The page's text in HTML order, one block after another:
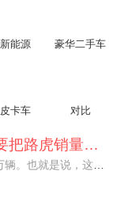
新能源 豪华二手车
皮卡车 对比
神行者目标年销30万辆，要把路虎销量翻倍